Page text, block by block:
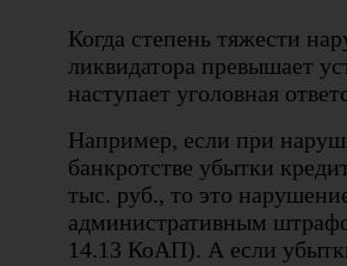
Когда степень тяжести
ликвидатора превышает
наступает уголовная
Например, если при
банкротстве убытки
тыс. руб., то это
административным
14.13 КоАП). А если